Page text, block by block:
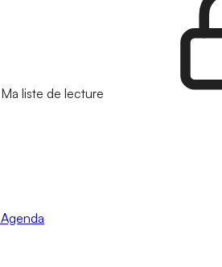
Ma liste de lecture
Agenda